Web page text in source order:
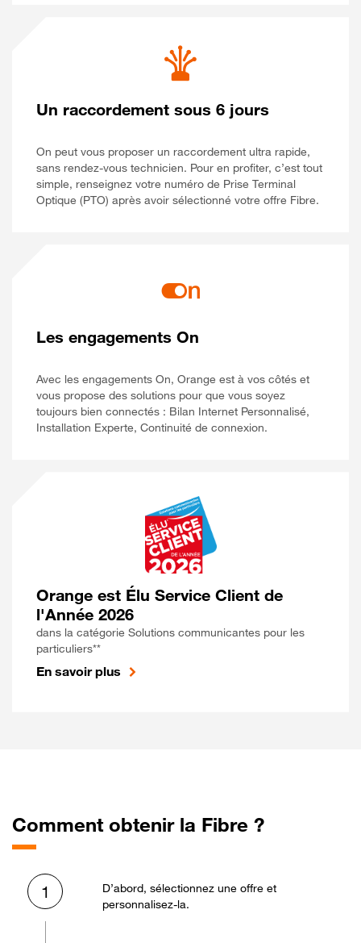
Un raccordement sous 6 jours
On peut vous proposer un raccordement ultra rapide,
sans rendez-vous technicien. Pour en profiter, c’est tout
simple, renseignez votre numéro de Prise Terminal
Optique (PTO) après avoir sélectionné votre offre Fibre.
Les engagements On
Avec les engagements On, Orange est à vos côtés et
vous propose des solutions pour que vous soyez
toujours bien connectés : Bilan Internet Personnalisé,
Installation Experte, Continuité de connexion.
Orange est Élu Service Client de
l'Année 2026
dans la catégorie Solutions communicantes pour les
particuliers**
En savoir plus
Comment obtenir la Fibre ?
1
D’abord, sélectionnez une offre et
personnalisez-la.